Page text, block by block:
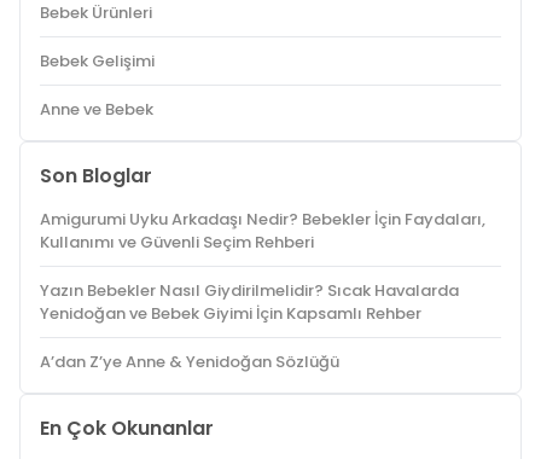
Bebek Ürünleri
Bebek Gelişimi
Anne ve Bebek
Son Bloglar
Amigurumi Uyku Arkadaşı Nedir? Bebekler İçin Faydaları,
Kullanımı ve Güvenli Seçim Rehberi
Yazın Bebekler Nasıl Giydirilmelidir? Sıcak Havalarda
Yenidoğan ve Bebek Giyimi İçin Kapsamlı Rehber
A’dan Z’ye Anne & Yenidoğan Sözlüğü
En Çok Okunanlar